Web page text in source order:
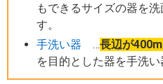
もできるサイズの器を
す。
手洗い器 …長辺が
を目的とした器を手洗い